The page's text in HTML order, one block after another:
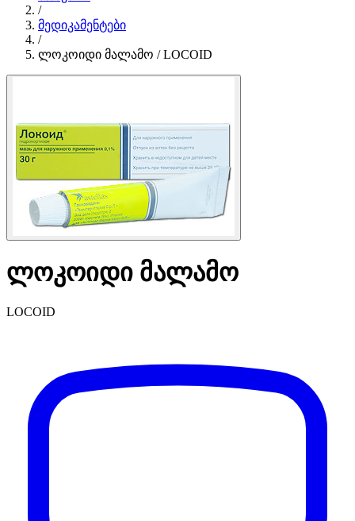
/
მედიკამენტები
/
ლოკოიდი მალამო / LOCOID
ლოკოიდი მალამო
LOCOID